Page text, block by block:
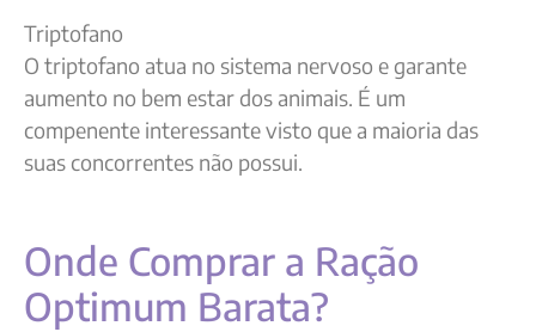
Triptofano
O triptofano atua no sistema nervoso e garante
aumento no bem estar dos animais. É um
compenente interessante visto que a maioria das
suas concorrentes não possui.
Onde Comprar a Ração
Optimum Barata?